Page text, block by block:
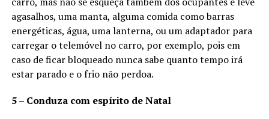
agasalhos, uma manta, alguma comida como barras
energéticas, água, uma lanterna, ou um adaptador para
carregar o telemóvel no carro, por exemplo, pois em
caso de ficar bloqueado nunca sabe quanto tempo irá
estar parado e o frio não perdoa.
5 – Conduza com espírito de Natal